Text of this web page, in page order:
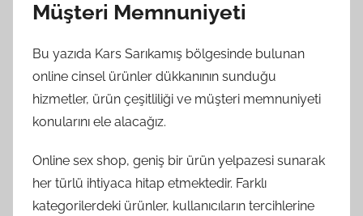
Müşteri Memnuniyeti
Bu yazıda Kars Sarıkamış bölgesinde bulunan
online cinsel ürünler dükkanının sunduğu
hizmetler, ürün çeşitliliği ve müşteri memnuniyeti
konularını ele alacağız.
Online sex shop, geniş bir ürün yelpazesi sunarak
her türlü ihtiyaca hitap etmektedir. Farklı
kategorilerdeki ürünler, kullanıcıların tercihlerine